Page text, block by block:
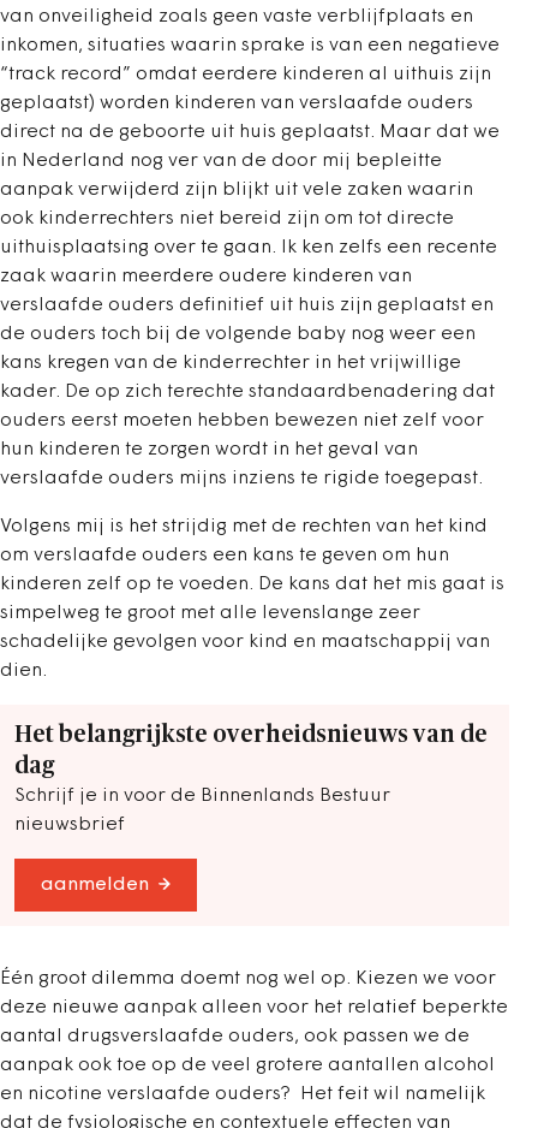
van onveiligheid zoals geen vaste verblijfplaats en
inkomen, situaties waarin sprake is van een negatieve
“track record” omdat eerdere kinderen al uithuis zijn
geplaatst) worden kinderen van verslaafde ouders
direct na de geboorte uit huis geplaatst. Maar dat we
in Nederland nog ver van de door mij bepleitte
aanpak verwijderd zijn blijkt uit vele zaken waarin
ook kinderrechters niet bereid zijn om tot directe
uithuisplaatsing over te gaan. Ik ken zelfs een recente
zaak waarin meerdere oudere kinderen van
verslaafde ouders definitief uit huis zijn geplaatst en
de ouders toch bij de volgende baby nog weer een
kans kregen van de kinderrechter in het vrijwillige
kader. De op zich terechte standaardbenadering dat
ouders eerst moeten hebben bewezen niet zelf voor
hun kinderen te zorgen wordt in het geval van
verslaafde ouders mijns inziens te rigide toegepast.
Volgens mij is het strijdig met de rechten van het kind
om verslaafde ouders een kans te geven om hun
kinderen zelf op te voeden. De kans dat het mis gaat is
simpelweg te groot met alle levenslange zeer
schadelijke gevolgen voor kind en maatschappij van
dien.
Het belangrijkste overheidsnieuws van de
dag
Schrijf je in voor de Binnenlands Bestuur
nieuwsbrief
aanmelden
Één groot dilemma doemt nog wel op. Kiezen we voor
deze nieuwe aanpak alleen voor het relatief beperkte
aantal drugsverslaafde ouders, ook passen we de
aanpak ook toe op de veel grotere aantallen alcohol
en nicotine verslaafde ouders? Het feit wil namelijk
dat de fysiologische en contextuele effecten van